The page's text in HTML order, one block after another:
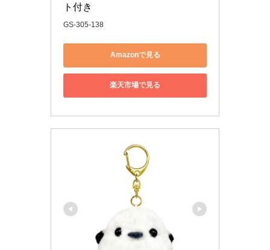
ト付き
GS-305-138
Amazonで見る
楽天市場で見る